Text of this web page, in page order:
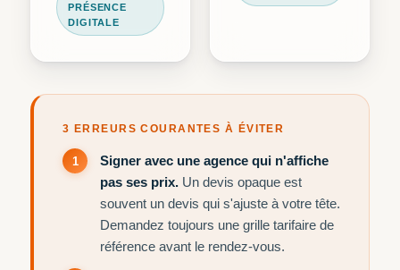
PRÉSENCE
DIGITALE
3 ERREURS COURANTES À ÉVITER
Signer avec une agence qui n'affiche
pas ses prix. Un devis opaque est
souvent un devis qui s'ajuste à votre tête.
Demandez toujours une grille tarifaire de
référence avant le rendez-vous.